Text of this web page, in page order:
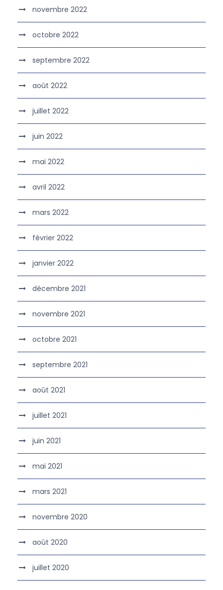
novembre 2022
octobre 2022
septembre 2022
août 2022
juillet 2022
juin 2022
mai 2022
avril 2022
mars 2022
février 2022
janvier 2022
décembre 2021
novembre 2021
octobre 2021
septembre 2021
août 2021
juillet 2021
juin 2021
mai 2021
mars 2021
novembre 2020
août 2020
juillet 2020